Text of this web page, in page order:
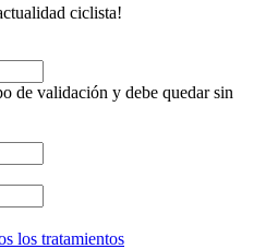
ciclista!
de validación y debe quedar sin
los tratamientos